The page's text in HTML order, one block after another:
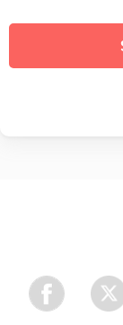
Facebook